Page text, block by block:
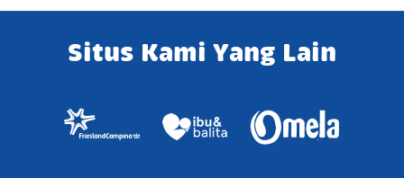
Situs Kami Yang Lain